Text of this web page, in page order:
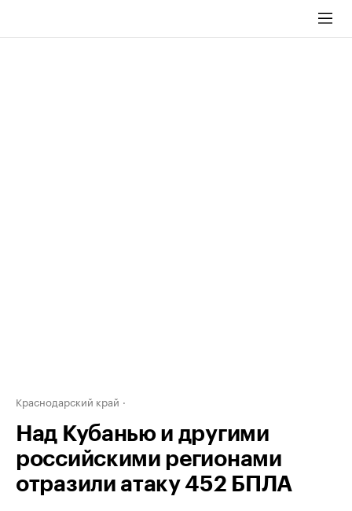
Краснодарский край
Над Кубанью и другими
российскими регионами
отразили атаку 452 БПЛА